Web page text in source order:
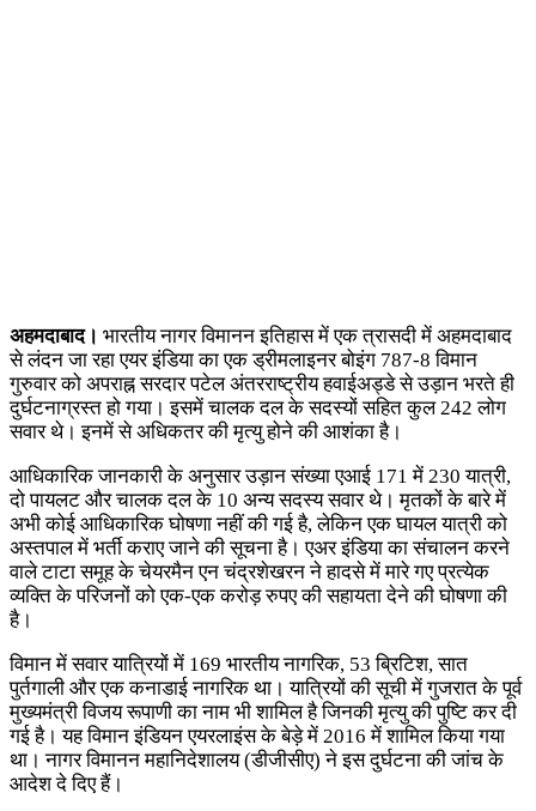
अहमदाबाद। भारतीय नागर विमानन इतिहास में एक त्रासदी में अहमदाबाद
से लंदन जा रहा एयर इंडिया का एक ड्रीमलाइनर बोइंग 787-8 विमान
गुरुवार को अपराह्न सरदार पटेल अंतरराष्ट्रीय हवाईअड्डे से उड़ान भरते ही
दुर्घटनाग्रस्त हो गया। इसमें चालक दल के सदस्यों सहित कुल 242 लोग
सवार थे। इनमें से अधिकतर की मृत्यु होने की आशंका है।
आधिकारिक जानकारी के अनुसार उड़ान संख्या एआई 171 में 230 यात्री,
दो पायलट और चालक दल के 10 अन्य सदस्य सवार थे। मृतकों के बारे में
अभी कोई आधिकारिक घोषणा नहीं की गई है, लेकिन एक घायल यात्री को
अस्तपाल में भर्ती कराए जाने की सूचना है। एअर इंडिया का संचालन करने
वाले टाटा समूह के चेयरमैन एन चंद्रशेखरन ने हादसे में मारे गए प्रत्येक
व्यक्ति के परिजनों को एक-एक करोड़ रुपए की सहायता देने की घोषणा की
है।
विमान में सवार यात्रियों में 169 भारतीय नागरिक, 53 ब्रिटिश, सात
पुर्तगाली और एक कनाडाई नागरिक था। यात्रियों की सूची में गुजरात के पूर्व
मुख्यमंत्री विजय रूपाणी का नाम भी शामिल है जिनकी मृत्यु की पुष्टि कर दी
गई है। यह विमान इंडियन एयरलाइंस के बेड़े में 2016 में शामिल किया गया
था। नागर विमानन महानिदेशालय (डीजीसीए) ने इस दुर्घटना की जांच के
आदेश दे दिए हैं।